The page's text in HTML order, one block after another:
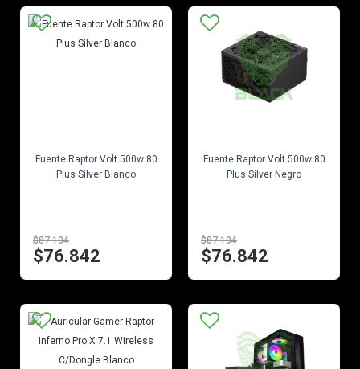
Fuente Raptor Volt 500w 80
Plus Silver Blanco
$87.104
$76.842
Fuente Raptor Volt 500w 80
Plus Silver Negro
$87.104
$76.842